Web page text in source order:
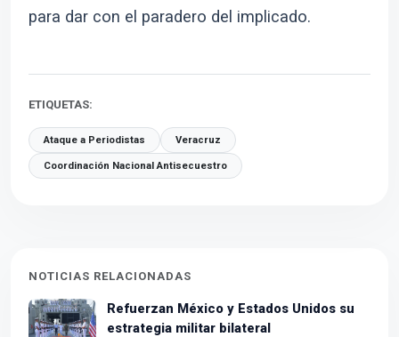
para dar con el paradero del implicado.
ETIQUETAS:
Ataque a Periodistas Veracruz
Coordinación Nacional Antisecuestro
NOTICIAS RELACIONADAS
Refuerzan México y Estados Unidos su
estrategia militar bilateral